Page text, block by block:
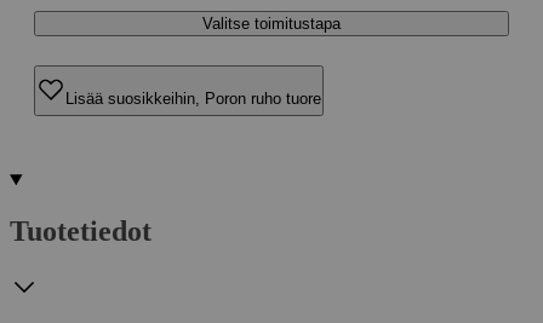
Valitse toimitustapa
Lisää suosikkeihin, Poron ruho tuore
Tuotetiedot